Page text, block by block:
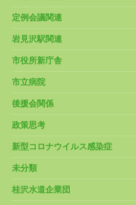
定例会議関連
岩見沢駅関連
市役所新庁舎
市立病院
後援会関係
政策思考
新型コロナウイルス感染症
未分類
桂沢水道企業団